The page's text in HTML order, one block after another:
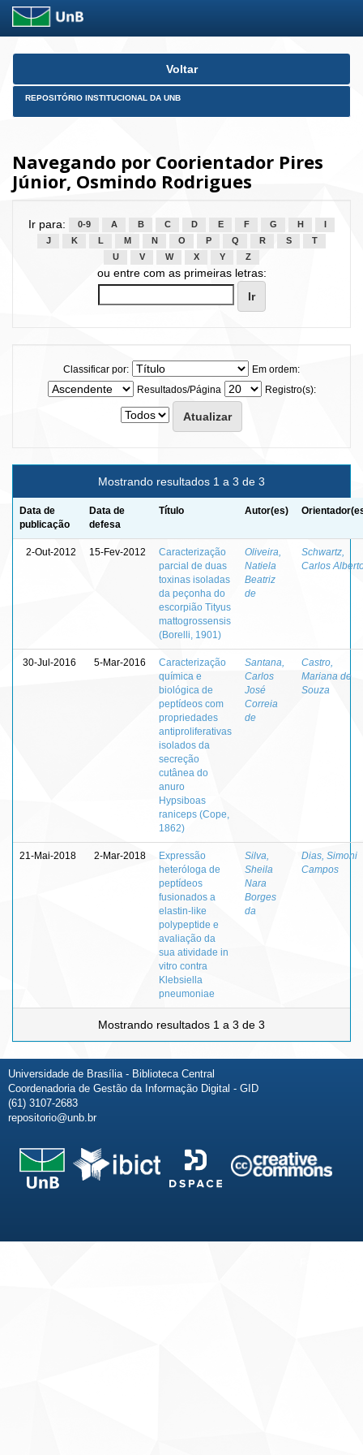
Skip
Voltar
REPOSITÓRIO INSTITUCIONAL DA UNB
Navegando por Coorientador Pires
Júnior, Osmindo Rodrigues
Ir para: 0-9 A B C D E F G H
J
K L M N O P Q R S
T
U
V W X Y Z
ou entre com as primeiras letras:
Classificar por:
Em ordem:
Resultados/Página
Registro(s):
Mostrando resultados 1 a 3 de 3
Data de
publicação
Data de
defesa
Título Autor(es)
2-Out-2012 15-Fev-2012
Caracterização
parcial de duas
toxinas isoladas
da peçonha do
escorpião Tityus
mattogrossensis
(Borelli, 1901)
Oliveira,
Natiela
Beatriz
de
Schwartz,
Carlos
30-Jul-2016 5-Mar-2016
Caracterização
química e
biológica de
peptídeos com
propriedades
antiproliferativas
isolados da
secreção
cutânea do
anuro
Hypsiboas
raniceps (Cope,
1862)
Santana,
Carlos
José
Correia
de
Castro,
Mariana de
Souza
21-Mai-2018 2-Mar-2018
Expressão
heteróloga de
peptídeos
fusionados a
elastin-like
polypeptide e
avaliação da
sua atividade in
vitro contra
Klebsiella
pneumoniae
Silva,
Sheila
Nara
Borges
da
Dias, Simoni
Campos
Mostrando resultados 1 a 3 de 3
Universidade de Brasília - Biblioteca Central
Coordenadoria de Gestão da Informação Digital - GID
(61) 3107-2683
repositorio@unb.br